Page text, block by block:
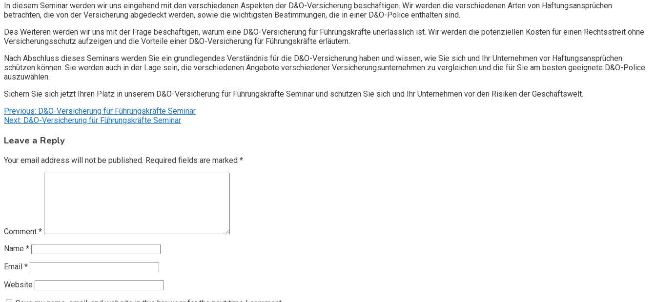
In diesem Seminar werden wir uns eingehend mit den verschiedenen Aspekten der D&O-Versicherung beschäftigen. Wir werden die verschiedenen Arten von Haftungsansprüchen
betrachten, die von der Versicherung abgedeckt werden, sowie die wichtigsten Bestimmungen, die in einer D&O-Police enthalten sind.
Des Weiteren werden wir uns mit der Frage beschäftigen, warum eine D&O-Versicherung für Führungskräfte unerlässlich ist. Wir werden die potenziellen Kosten für einen Rechtsstreit ohne
Versicherungsschutz aufzeigen und die Vorteile einer D&O-Versicherung für Führungskräfte erläutern.
Nach Abschluss dieses Seminars werden Sie ein grundlegendes Verständnis für die D&O-Versicherung haben und wissen, wie Sie sich und Ihr Unternehmen vor Haftungsansprüchen
schützen können. Sie werden auch in der Lage sein, die verschiedenen Angebote verschiedener Versicherungsunternehmen zu vergleichen und die für Sie am besten geeignete D&O-Police
auszuwählen.
Sichern Sie sich jetzt Ihren Platz in unserem D&O-Versicherung für Führungskräfte Seminar und schützen Sie sich und Ihr Unternehmen vor den Risiken der Geschäftswelt.
Post
navigation
Previous: D&O-Versicherung für Führungskräfte Seminar
Next: D&O-Versicherung für Führungskräfte Seminar
Leave a Reply
Your email address will not be published. Required fields are marked *
Comment *
Name *
Email *
Website